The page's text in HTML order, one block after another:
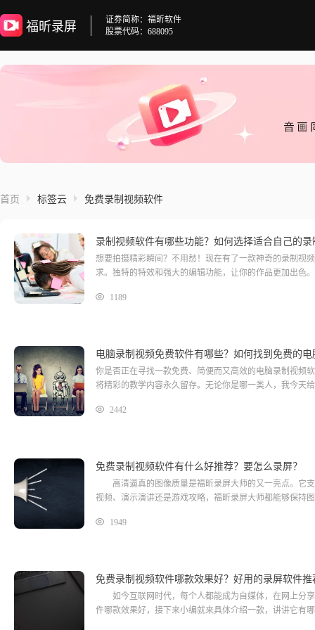
福昕录屏
证券简称：福昕软件
股票代码：688095
首页 标签云 免费录制视频软件
录制视频软件有哪些功能？如何选择适合自己的
想要拍摄精彩瞬间？不用愁！现在有了一款神奇的录制视
求。独特的特效和强大的编辑功能，让你的作品更加出色
彩瞬间永远定格在你的镜头中！录制视频软件
1189
电脑录制视频免费软件有哪些？如何找到免费的
你是否正在寻找一款免费、简便而又高效的电脑录制视频
将精彩的教学内容永久留存。无论你是哪一类人，我今天
2442
免费录制视频软件有什么好推荐？要怎么录屏？
高清逼真的图像质量是福昕录屏大师的又一亮点。它支
视频、演示演讲还是游戏攻略，福昕录屏大师都能够保持
1949
免费录制视频软件哪款效果好？好用的录屏软件推
如今互联网时代，每个人都能成为自媒体，在网上分享
件哪款效果好，接下来小编就来具体介绍一款，讲讲它有